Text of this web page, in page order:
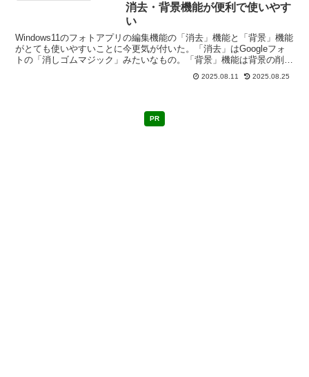
消去・背景機能が便利で使いやす
い
Windows11のフォトアプリの編集機能の「消去」機能と「背景」機能
がとても使いやすいことに今更気が付いた。「消去」はGoogleフォ
トの「消しゴムマジック」みたいなもの。「背景」機能は背景の削除
2025.08.11 2025.08.25
PR